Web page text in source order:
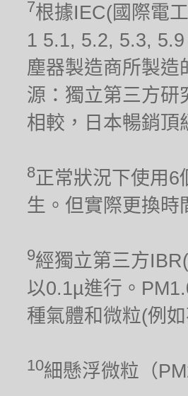
7根據IEC(國際電
1 5.1, 5.2, 5.3,
塵器製造商所製
源：獨立第三方研
相較，日本暢銷頂
8正常狀況下使用6
生。但實際更換時
9經獨立第三方
以0.1µ進行。
種氣體和微粒(例
10細懸浮微粒（